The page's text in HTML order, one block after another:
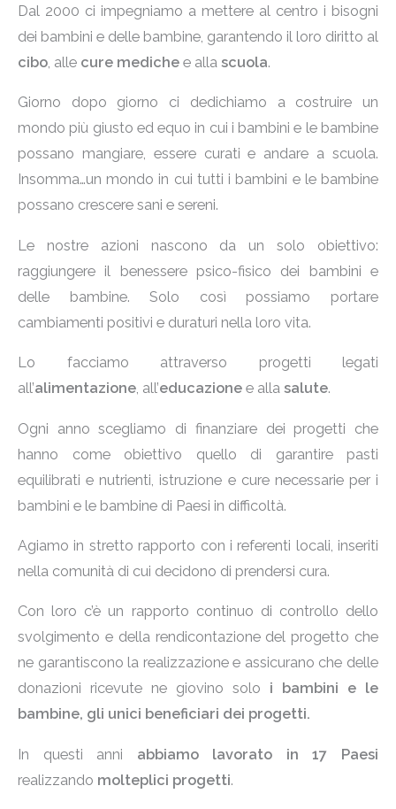
Dal 2000 ci impegniamo a mettere al centro i bisogni
dei bambini e delle bambine, garantendo il loro diritto al
cibo, alle cure mediche e alla scuola.
Giorno dopo giorno ci dedichiamo a costruire un
mondo più giusto ed equo in cui i bambini e le bambine
possano mangiare, essere curati e andare a scuola.
Insomma…un mondo in cui tutti i bambini e le bambine
possano crescere sani e sereni.
Le nostre azioni nascono da un solo obiettivo:
raggiungere il benessere psico-fisico dei bambini e
delle bambine. Solo così possiamo portare
cambiamenti positivi e duraturi nella loro vita.
Lo facciamo attraverso progetti legati
all’alimentazione, all’educazione e alla salute.
Ogni anno scegliamo di finanziare dei progetti che
hanno come obiettivo quello di garantire pasti
equilibrati e nutrienti, istruzione e cure necessarie per i
bambini e le bambine di Paesi in difficoltà.
Agiamo in stretto rapporto con i referenti locali, inseriti
nella comunità di cui decidono di prendersi cura.
Con loro c’è un rapporto continuo di controllo dello
svolgimento e della rendicontazione del progetto che
ne garantiscono la realizzazione e assicurano che delle
donazioni ricevute ne giovino solo i bambini e le
bambine, gli unici beneficiari dei progetti.
In questi anni abbiamo lavorato in 17 Paesi
realizzando molteplici progetti.